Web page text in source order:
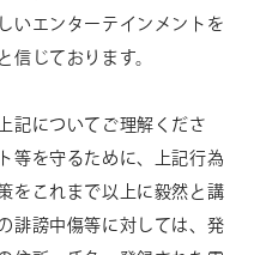
いエンターテインメントを
信じております。
記についてご理解くださ
等を守るために、上記行為
をこれまで以上に毅然と講
誹謗中傷等に対しては、発